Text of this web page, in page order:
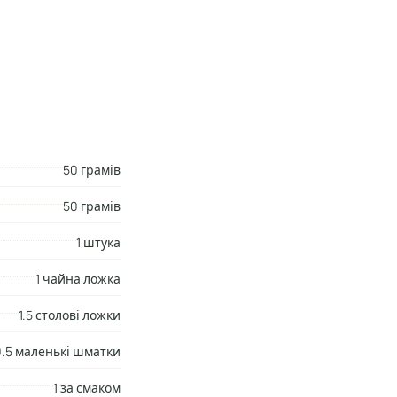
50 грамів
50 грамів
1 штука
1 чайна ложка
1.5 столові ложки
маленькі шматки
1 за смаком